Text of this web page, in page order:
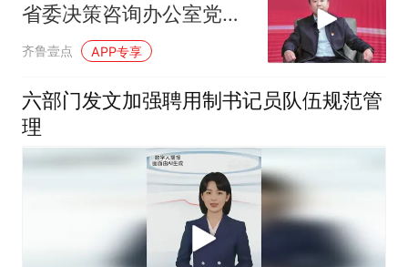
省委决策咨询办公室党支
部书记韩云勇
齐鲁壹点 APP专享
六部门发文加强聘用制书记员队伍规范管
理